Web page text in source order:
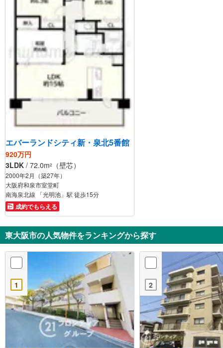
エバーランドシティ新・泉北5番館
920万円
3LDK / 72.0m2 （壁芯）
2000年2月（築27年）
大阪府和泉市室堂町
南海泉北線 「光明池」駅 徒歩15分
成約でもらえる
東大阪市の人気物件をランキングから探す
1 2